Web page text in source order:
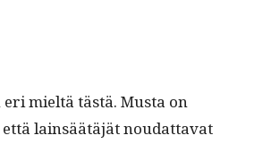
eri mieltä tästä. Mus­ta on
lain­säätäjät nou­dat­ta­vat